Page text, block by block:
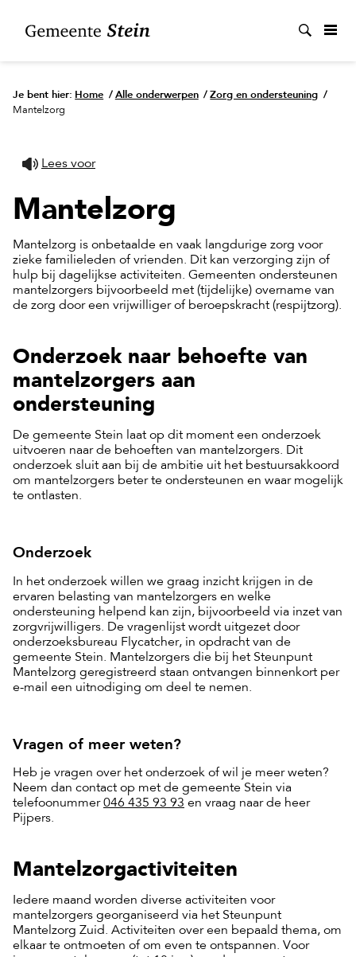
Je bent hier: Home / Alle onderwerpen / Zorg en ondersteuning /
Mantelzorg
Lees voor
Mantelzorg
Mantelzorg is onbetaalde en vaak langdurige zorg voor
zieke familieleden of vrienden. Dit kan verzorging zijn of
hulp bij dagelijkse activiteiten. Gemeenten ondersteunen
mantelzorgers bijvoorbeeld met (tijdelijke) overname van
de zorg door een vrijwilliger of beroepskracht (respijtzorg).
Onderzoek naar behoefte van
mantelzorgers aan
ondersteuning
De gemeente Stein laat op dit moment een onderzoek
uitvoeren naar de behoeften van mantelzorgers. Dit
onderzoek sluit aan bij de ambitie uit het bestuursakkoord
om mantelzorgers beter te ondersteunen en waar mogelijk
te ontlasten.
Onderzoek
In het onderzoek willen we graag inzicht krijgen in de
ervaren belasting van mantelzorgers en welke
ondersteuning helpend kan zijn, bijvoorbeeld via inzet van
zorgvrijwilligers. De vragenlijst wordt uitgezet door
onderzoeksbureau Flycatcher, in opdracht van de
gemeente Stein. Mantelzorgers die bij het Steunpunt
Mantelzorg geregistreerd staan ontvangen binnenkort per
e-mail een uitnodiging om deel te nemen.
Vragen of meer weten?
Heb je vragen over het onderzoek of wil je meer weten?
Neem dan contact op met de gemeente Stein via
telefoonummer046 435 93 93 en vraag naar de heer
Pijpers.
Mantelzorgactiviteiten
Iedere maand worden diverse activiteiten voor
mantelzorgers georganiseerd via het Steunpunt
Mantelzorg Zuid. Activiteiten over een bepaald thema, om
elkaar te ontmoeten of om even te ontspannen. Voor